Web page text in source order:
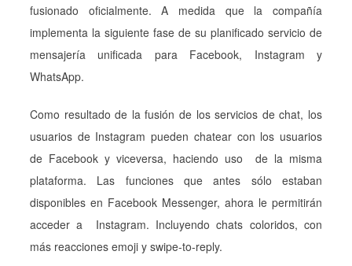
fusionado oficialmente. A medida que la compañía
implementa la siguiente fase de su planificado servicio de
mensajería unificada para Facebook, Instagram y
WhatsApp.
Como resultado de la fusión de los servicios de chat, los
usuarios de Instagram pueden chatear con los usuarios
de Facebook y viceversa, haciendo uso de la misma
plataforma. Las funciones que antes sólo estaban
disponibles en Facebook Messenger, ahora le permitirán
acceder a Instagram. Incluyendo chats coloridos, con
más reacciones emoji y swipe-to-reply.